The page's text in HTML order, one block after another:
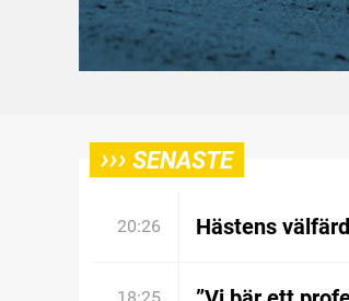
››› SENASTE
20:26 Hästens